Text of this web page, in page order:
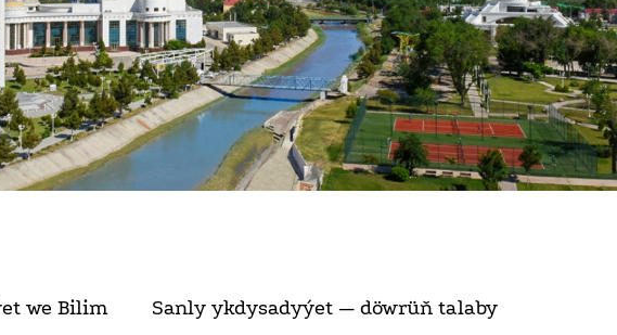
we Bilim
Sanly ykdysadyýet — döwrüň talaby